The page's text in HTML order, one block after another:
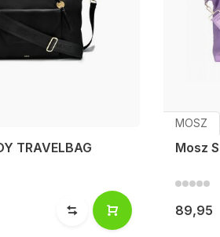
TRAVELBAG
MOSZ
Mosz
89,95